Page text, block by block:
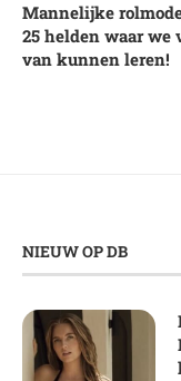
Mannelijke
25 helden waar we
van kunnen leren!
NIEUW OP DB